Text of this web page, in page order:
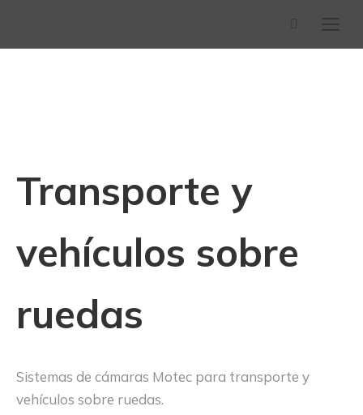
Buscar:
Transporte y
vehículos sobre
ruedas
Sistemas de cámaras Motec para transporte y
vehículos sobre ruedas.